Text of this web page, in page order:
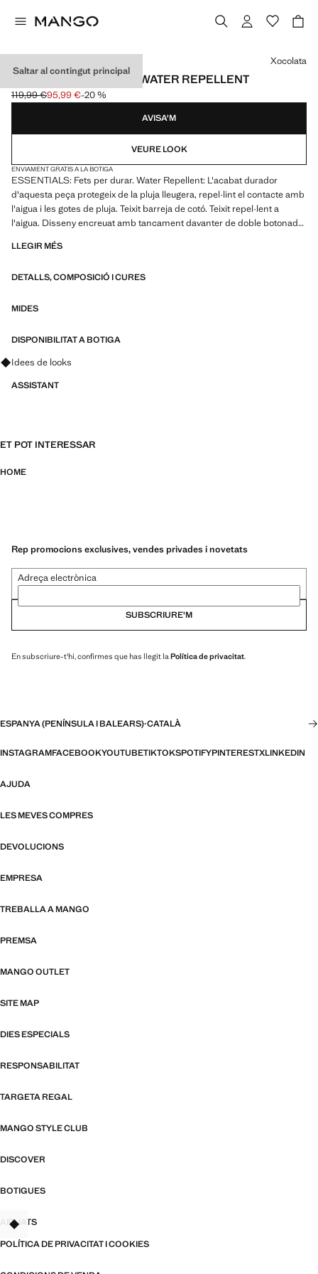
Saltar al contingut principal
GAVARDINA CINTURÓ WATER REPELLENT
Preu inicial ratllat [119,99 € ]
119,99 €
Preu actual [95,99 € ]
95,99 €-20 %
Selecciona un color
Xocolata
AVISA'M
VEURE LOOK
ENVIAMENT GRATIS A LA BOTIGA
ESSENTIALS: Fets per durar. Water Repellent: L'acabat durador
d'aquesta peça protegeix de la pluja lleugera, repel·lint el contacte amb
l'aigua i les gotes de pluja. Teixit barreja de cotó. Teixit repel·lent a
l'aigua. Disseny encreuat amb tancament davanter de doble botonada.
Solapes de mossa i trau. Tanca de ganxo metàl·lic al coll. Cinturó
botó exterior. Dues butxaques de viu davanteres. Màniga llarga amb
qualitat afegint noves proves de resistència a les nostres peces.
encara més duradores, versàtils i atemporals.
LLEGIR MÉS
DETALLS, COMPOSICIÓ I CURES
MIDES
DISPONIBILITAT A BOTIGA
Pregunta per looks, peces i tendències
Idees de looks
ASSISTANT
ET POT INTERESSAR
HOME
Rep promocions exclusives, vendes privades i novetats
Adreça electrònica
SUBSCRIURE'M
En subscriure-t'hi, confirmes que has llegit la Política de privacitat.
ESPANYA (PENÍNSULA I BALEARS)·CATALÀ
INSTAGRAMFACEBOOKYOUTUBETIKTOKSPOTIFYPINTERESTXLINKEDIN
AJUDA
LES MEVES COMPRES
DEVOLUCIONS
EMPRESA
TREBALLA A MANGO
PREMSA
MANGO OUTLET
SITE MAP
DIES ESPECIALS
RESPONSABILITAT
TARGETA REGAL
MANGO STYLE CLUB
DISCOVER
BOTIGUES
AFILIATS
POLÍTICA DE PRIVACITAT I COOKIES